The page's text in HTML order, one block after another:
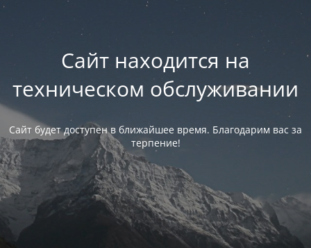
Сайт находится на
техническом обслуживании
Сайт будет доступен в ближайшее время. Благодарим вас за
терпение!